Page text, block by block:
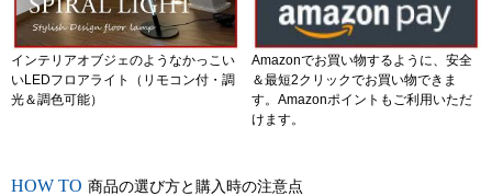
インテリアオブジェのようなかっこい
いLEDフロアライト（リモコン付・調
光＆調色可能）
Amazonでお買い物するように、安全
＆最短2クリックでお買い物できま
す。Amazonポイントもご利用いただ
けます。
商品の選び方と購入時の注意点